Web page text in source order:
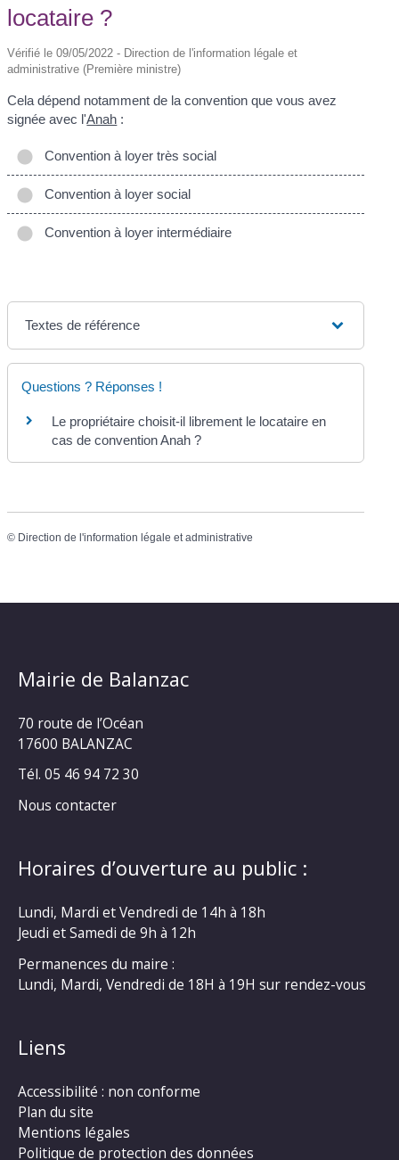
locataire ?
Vérifié le 09/05/2022 - Direction de l'information légale et
administrative (Première ministre)
Cela dépend notamment de la convention que vous avez
signée avec l'Anah :
Convention à loyer très social
Convention à loyer social
Convention à loyer intermédiaire
Textes de référence
Questions ? Réponses !
Le propriétaire choisit-il librement le locataire en
cas de convention Anah ?
© Direction de l'information légale et administrative
Mairie de Balanzac
70 route de l’Océan
17600 BALANZAC
Tél. 05 46 94 72 30
Nous contacter
Horaires d’ouverture au public :
Lundi, Mardi et Vendredi de 14h à 18h
Jeudi et Samedi de 9h à 12h
Permanences du maire :
Lundi, Mardi, Vendredi de 18H à 19H sur rendez-vous
Liens
Accessibilité : non conforme
Plan du site
Mentions légales
Politique de protection des données